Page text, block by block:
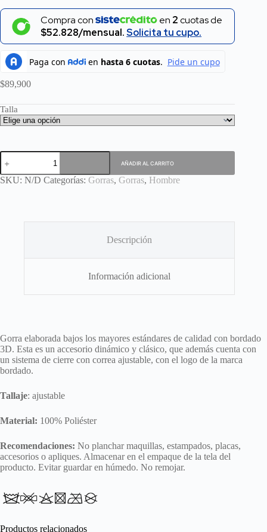
Compra con en 2cuotas de
$52.828/mensual.Solicita tu cupo.
$89,900
Talla
Gorra
Hurlintong
New
York
AÑADIR AL CARRITO
SKU: N/D Categorías: Gorras, Gorras, Hombre
Descripción
Información adicional
Gorra elaborada bajos los mayores estándares de calidad con bordado
3D. Esta es un accesorio dinámico y clásico, que además cuenta con
un sistema de cierre con correa ajustable, con el logo de la marca
bordado.
Tallaje: ajustable
Material: 100% Poliéster
Recomendaciones: No planchar maquillas, estampados, placas,
accesorios o apliques. Almacenar en el empaque de la tela del
producto. Evitar guardar en húmedo. No remojar.
Productos relacionados